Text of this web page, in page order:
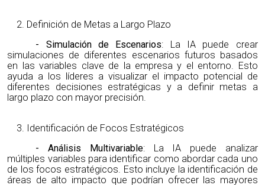
Definición de Metas a Largo Plazo
- Simulación de Escenarios: La IA puede crear
simulaciones de diferentes escenarios futuros basados
en las variables clave de la empresa y el entorno. Esto
ayuda a los líderes a visualizar el impacto potencial de
diferentes decisiones estratégicas y a definir metas a
largo plazo con mayor precisión.
Identificación de Focos Estratégicos
- Análisis Multivariable: La IA puede analizar
múltiples variables para identificar como abordar cada uno
de los focos estratégicos. Esto incluye la identificación de
áreas de alto impacto que podrían ofrecer las mayores